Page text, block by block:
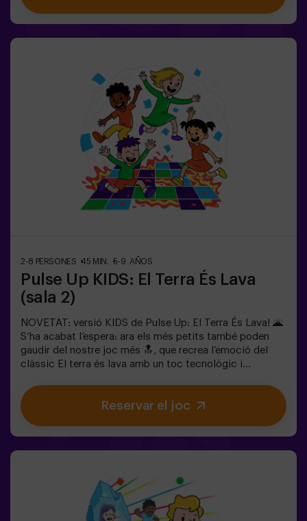
sorpreses per a tots els participants👧👦 Per a nens i
puguin descansar, hidratar-se i recuperar energies abans
de continuar la diversió.Els infants hauran de
col·laborar, pensar ràpid i moure’s encara més ràpid per
superar tots els reptes. Veuran el seu progrés en temps
real a la pantalla i celebraran cada victòria com un
autèntic èxit! 🏆Una experiència activa, segura i original
per a festes d’aniversari, sortides en família o
simplement per descarregar energia de la manera més
divertida.✅ Ideal per a nens | famílies | festes
infantilsImportant: els infants han d’anar acompanyats
d’un adult, que també compta com a jugador.
2-8 PERSONES 45 MIN. 5-9 AÑOS
Pulse Up KIDS: El Terra És Lava
(sala 2)
NOVETAT: versió KIDS de Pulse Up: El Terra És Lava! 🌋
S’ha acabat l’espera: ara els més petits també poden
gaudir del nostre joc més 🔝, que recrea l’emoció del
clàssic El terra és lava amb un toc tecnològic i
estimulen el cos i la ment🎉 Ideal per a festes infantils i
aniversaris plens d’emoció🎁 Records inoblidables i
sorpreses per a tots els participants👧👦 Per a nens i
puguin descansar, hidratar-se i recuperar energies abans
de continuar la diversió.Els infants hauran de
col·laborar, pensar ràpid i moure’s encara més ràpid per
Reservar el joc